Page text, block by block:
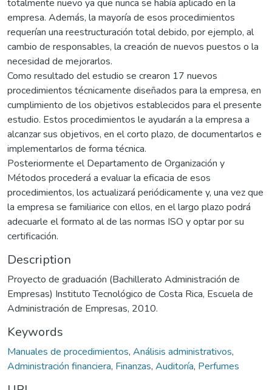
totalmente nuevo ya que nunca se había aplicado en la
empresa. Además, la mayoría de esos procedimientos
requerían una reestructuración total debido, por ejemplo, al
cambio de responsables, la creación de nuevos puestos o la
necesidad de mejorarlos.
Como resultado del estudio se crearon 17 nuevos
procedimientos técnicamente diseñados para la empresa, en
cumplimiento de los objetivos establecidos para el presente
estudio. Estos procedimientos le ayudarán a la empresa a
alcanzar sus objetivos, en el corto plazo, de documentarlos e
implementarlos de forma técnica.
Posteriormente el Departamento de Organización y
Métodos procederá a evaluar la eficacia de esos
procedimientos, los actualizará periódicamente y, una vez que
la empresa se familiarice con ellos, en el largo plazo podrá
adecuarle el formato al de las normas ISO y optar por su
certificación.
Description
Proyecto de graduación (Bachillerato Administración de
Empresas) Instituto Tecnológico de Costa Rica, Escuela de
Administración de Empresas, 2010.
Keywords
Manuales de procedimientos, Análisis administrativos,
Administración financiera, Finanzas, Auditoría, Perfumes